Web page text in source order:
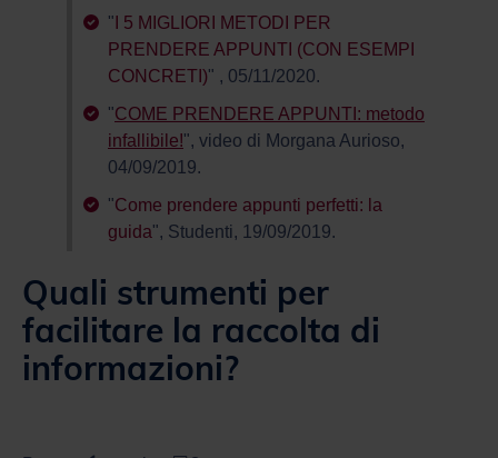
" I 5 MIGLIORI METODI PER
PRENDERE APPUNTI (CON ESEMPI
CONCRETI)" , 05/11/2020.
"COME PRENDERE APPUNTI: metodo
infallibile!", video di Morgana Aurioso,
04/09/2019.
"Come prendere appunti perfetti: la
guida", Studenti, 19/09/2019.
Quali strumenti per
facilitare la raccolta di
informazioni?